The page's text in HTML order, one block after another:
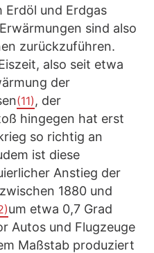
Erdöl und Erdgas
sind also
zurückzuführen.
also seit etwa
der
(11) , der
hingegen hat erst
so richtig an
ist diese
Anstieg der
1880 und
um etwa 0,7 Grad
Autos und Flugzeuge
Maßstab produziert